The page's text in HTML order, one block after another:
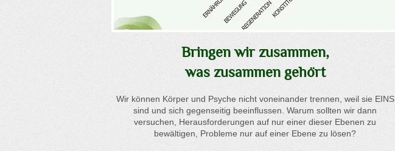
Bringen wir zusammen,
was zusammen gehört
Wir können Körper und Psyche nicht voneinander trennen, weil sie EINS
sind und sich gegenseitig beeinflussen. Warum sollten wir dann
versuchen, Herausforderungen auf nur einer dieser Ebenen zu
bewältigen, Probleme nur auf einer Ebene zu lösen?